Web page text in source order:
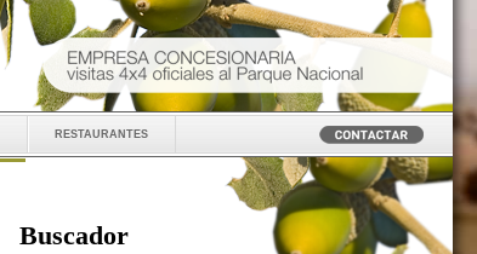
restaurantes
Buscador